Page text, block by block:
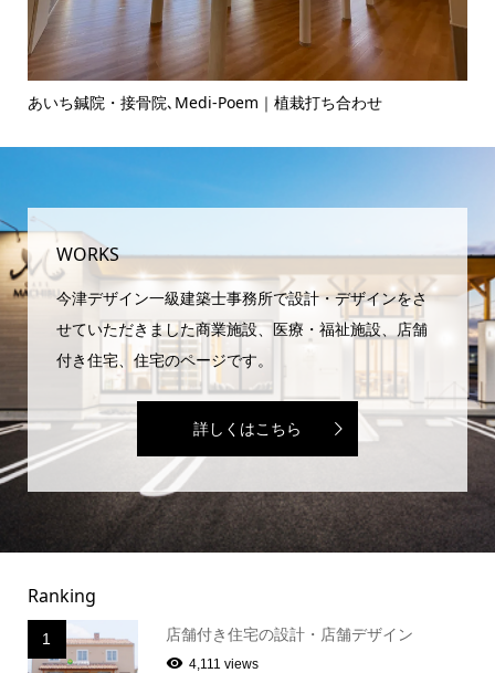
ヘアサロンのお打ち合わせ♪
WORKS
今津デザイン一級建築士事務所で設計・デザインをさ
せていただきました商業施設、医療・福祉施設、店舗
付き住宅、住宅のページです。
詳しくはこちら
Ranking
1 店舗付き住宅の設計・店舗デザイン
4,111 views